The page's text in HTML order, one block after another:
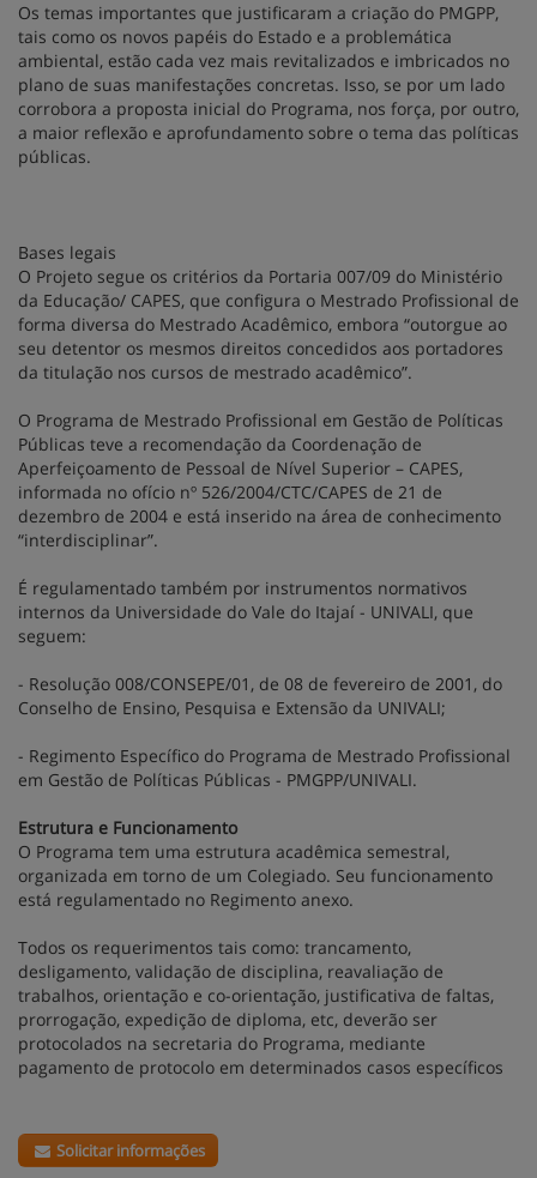
Os temas importantes que justificaram a criação do PMGPP,
tais como os novos papéis do Estado e a problemática
ambiental, estão cada vez mais revitalizados e imbricados no
plano de suas manifestações concretas. Isso, se por um lado
corrobora a proposta inicial do Programa, nos força, por outro,
a maior reflexão e aprofundamento sobre o tema das políticas
públicas.
Bases legais
O Projeto segue os critérios da Portaria 007/09 do Ministério
da Educação/ CAPES, que configura o Mestrado Profissional de
forma diversa do Mestrado Acadêmico, embora “outorgue ao
seu detentor os mesmos direitos concedidos aos portadores
da titulação nos cursos de mestrado acadêmico”.
O Programa de Mestrado Profissional em Gestão de Políticas
Públicas teve a recomendação da Coordenação de
Aperfeiçoamento de Pessoal de Nível Superior – CAPES,
informada no ofício nº 526/2004/CTC/CAPES de 21 de
dezembro de 2004 e está inserido na área de conhecimento
“interdisciplinar”.
É regulamentado também por instrumentos normativos
internos da Universidade do Vale do Itajaí - UNIVALI, que
seguem:
- Resolução 008/CONSEPE/01, de 08 de fevereiro de 2001, do
Conselho de Ensino, Pesquisa e Extensão da UNIVALI;
- Regimento Específico do Programa de Mestrado Profissional
em Gestão de Políticas Públicas - PMGPP/UNIVALI.
Estrutura e Funcionamento
O Programa tem uma estrutura acadêmica semestral,
organizada em torno de um Colegiado. Seu funcionamento
está regulamentado no Regimento anexo.
Todos os requerimentos tais como: trancamento,
desligamento, validação de disciplina, reavaliação de
trabalhos, orientação e co-orientação, justificativa de faltas,
prorrogação, expedição de diploma, etc, deverão ser
protocolados na secretaria do Programa, mediante
pagamento de protocolo em determinados casos específicos
Solicitar informações